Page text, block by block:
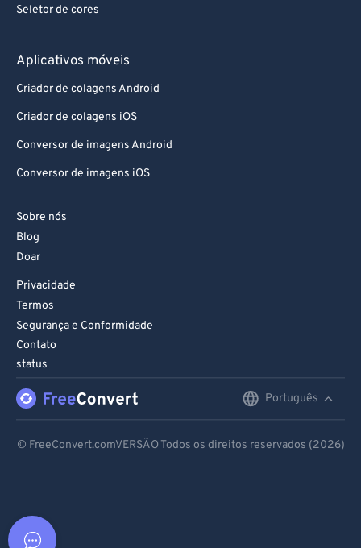
Seletor de cores
Aplicativos móveis
Criador de colagens Android
Criador de colagens iOS
Conversor de imagens Android
Conversor de imagens iOS
Sobre nós
Blog
Doar
Privacidade
Termos
Segurança e Conformidade
Contato
status
Português
© FreeConvert.comVERSÃO Todos os direitos reservados (2026)